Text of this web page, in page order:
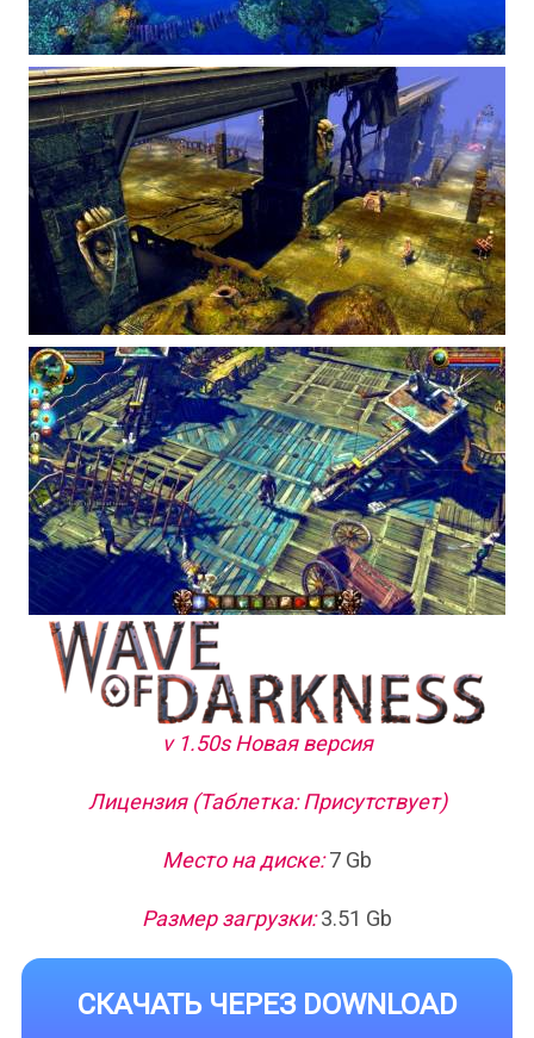
v 1.50s Новая версия
Лицензия (Таблетка: Присутствует)
Место на диске:7 Gb
Размер загрузки:3.51 Gb
СКАЧАТЬ ЧЕРЕЗ DOWNLOAD